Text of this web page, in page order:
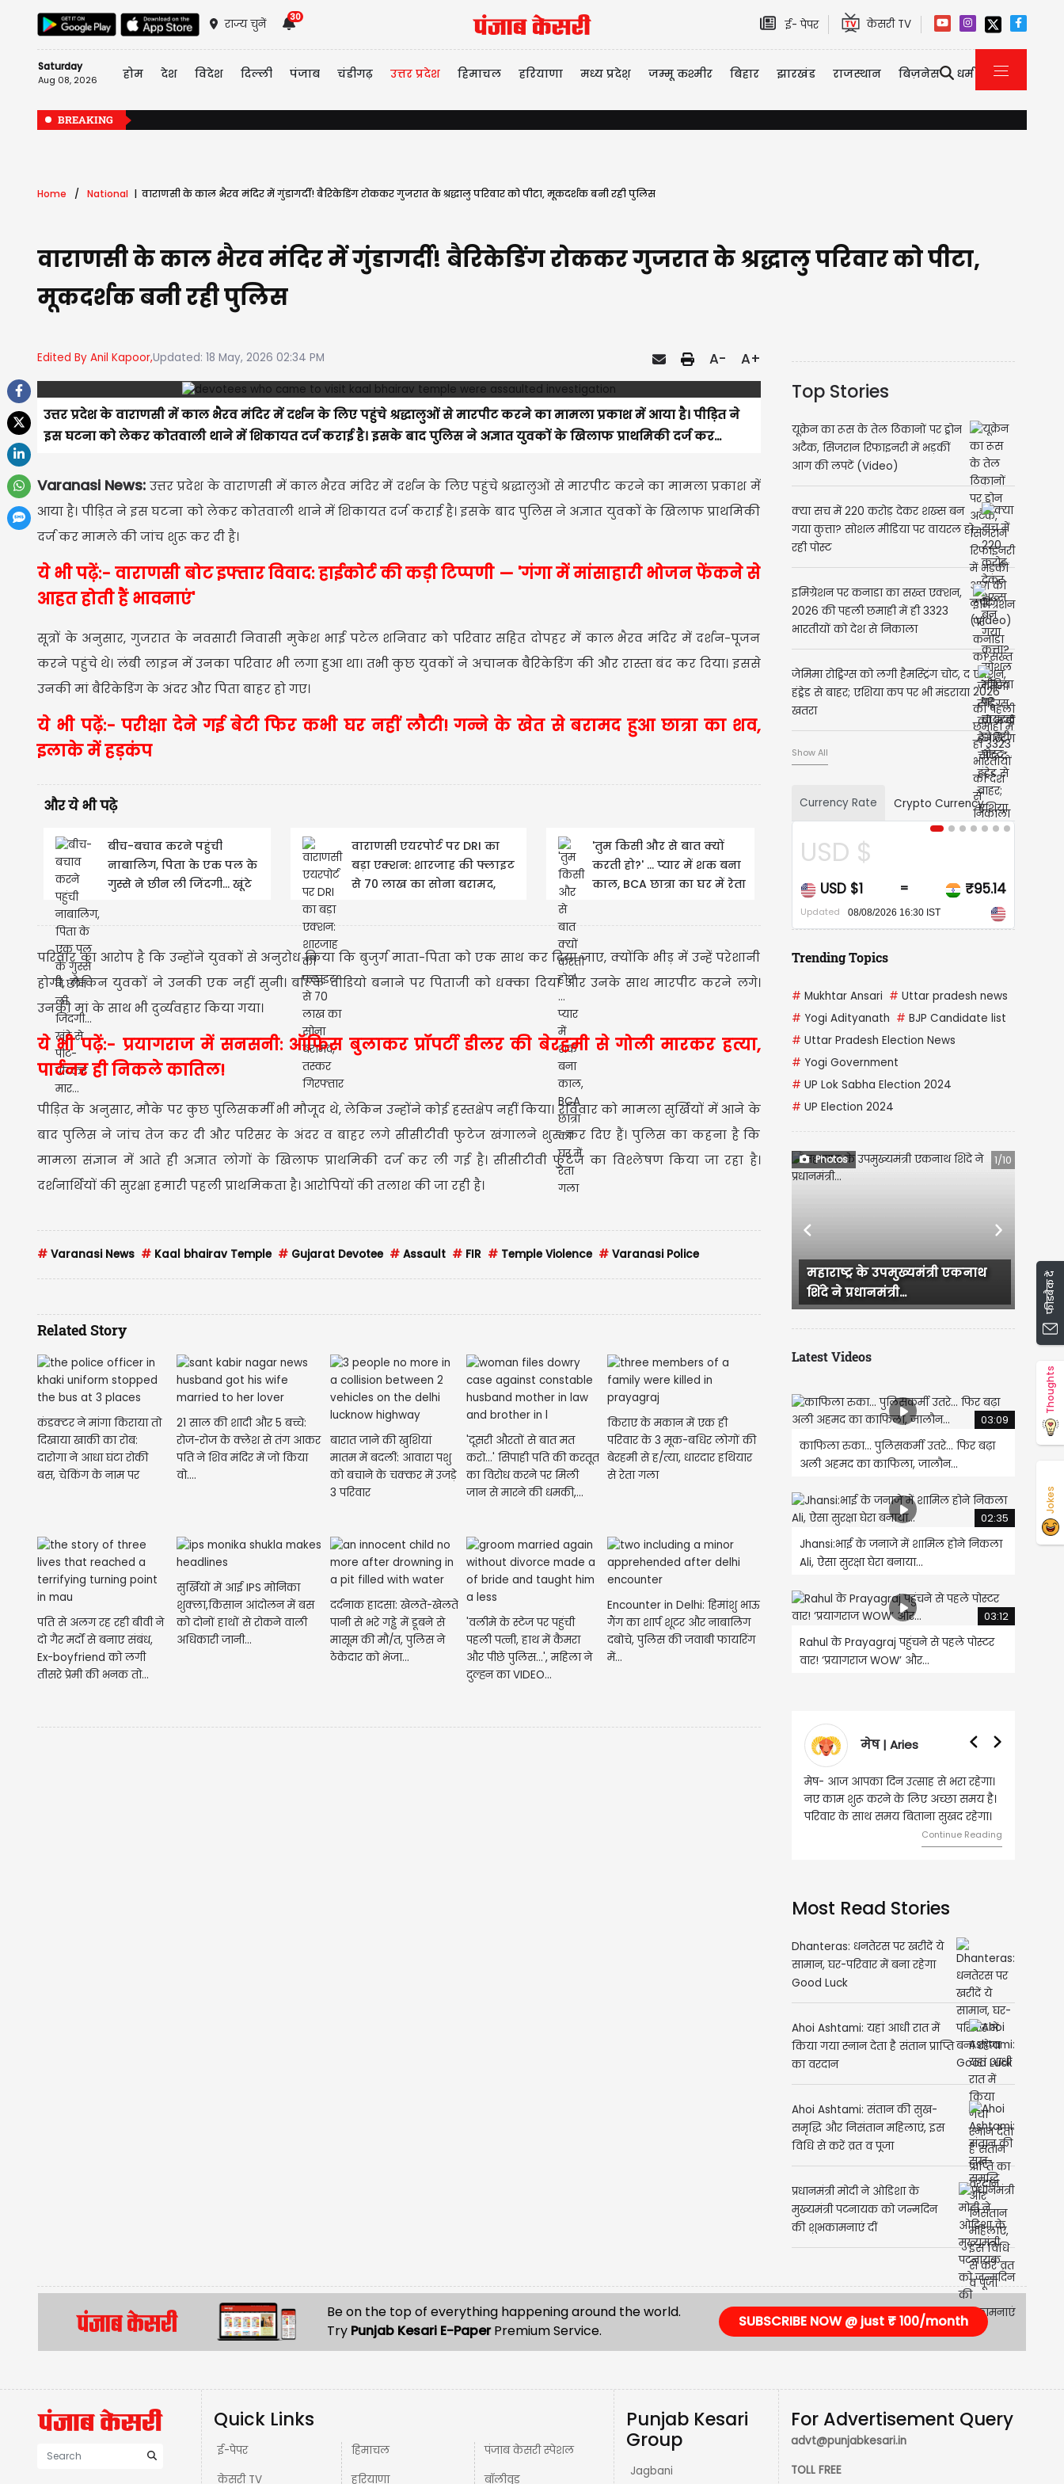
राज्य चुनें
30
ई- पेपर केसरी TV
Saturday
Aug 08, 2026 होम देश विदेश दिल्ली पंजाब चंडीगढ़ उत्तर प्रदेश हिमाचल हरियाणा मध्य प्रदेश़ जम्मू कश्मीर बिहार झारखंड राजस्थान बिज़नेस धर्म
BREAKING
Home National वाराणसी के काल भैरव मंदिर में गुंडागर्दी! बैरिकेडिंग रोककर गुजरात के श्रद्धालु परिवार को पीटा, मूकदर्शक बनी रही पुलिस
वाराणसी के काल भैरव मंदिर में गुंडागर्दी! बैरिकेडिंग रोककर गुजरात के श्रद्धालु परिवार को पीटा,
मूकदर्शक बनी रही पुलिस
Edited By Anil Kapoor,Updated: 18 May, 2026 02:34 PM A- A+
उत्तर प्रदेश के वाराणसी में काल भैरव मंदिर में दर्शन के लिए पहुंचे श्रद्धालुओं से मारपीट करने का मामला प्रकाश में आया है। पीड़ित ने
इस घटना को लेकर कोतवाली थाने में शिकायत दर्ज कराई है। इसके बाद पुलिस ने अज्ञात युवकों के खिलाफ प्राथमिकी दर्ज कर...
Varanasi News: उत्तर प्रदेश के वाराणसी में काल भैरव मंदिर में दर्शन के लिए पहुंचे श्रद्धालुओं से मारपीट करने का मामला प्रकाश में
आया है। पीड़ित ने इस घटना को लेकर कोतवाली थाने में शिकायत दर्ज कराई है। इसके बाद पुलिस ने अज्ञात युवकों के खिलाफ प्राथमिकी
दर्ज कर मामले की जांच शुरू कर दी है।
ये भी पढ़ें:- वाराणसी बोट इफ्तार विवाद: हाईकोर्ट की कड़ी टिप्पणी — 'गंगा में मांसाहारी भोजन फेंकने से
आहत होती हैं भावनाएं'
सूत्रों के अनुसार, गुजरात के नवसारी निवासी मुकेश भाई पटेल शनिवार को परिवार सहित दोपहर में काल भैरव मंदिर में दर्शन-पूजन
करने पहुंचे थे। लंबी लाइन में उनका परिवार भी लगा हुआ था। तभी कुछ युवकों ने अचानक बैरिकेडिंग की और रास्ता बंद कर दिया। इससे
उनकी मां बैरिकेडिंग के अंदर और पिता बाहर हो गए।
ये भी पढ़ें:- परीक्षा देने गई बेटी फिर कभी घर नहीं लौटी! गन्ने के खेत से बरामद हुआ छात्रा का शव,
इलाके में हड़कंप
और ये भी पढ़े
बीच-बचाव करने पहुंची
नाबालिग, पिता के एक पल के
गुस्से ने छीन ली जिंदगी... खूंटे
वाराणसी एयरपोर्ट पर DRI का
बड़ा एक्शन: शारजाह की फ्लाइट
से 70 लाख का सोना बरामद,
'तुम किसी और से बात क्यों
करती हो?' ... प्यार में शक बना
काल, BCA छात्रा का घर में रेता
परिवार का आरोप है कि उन्होंने युवकों से अनुरोध किया कि बुजुर्ग माता-पिता को एक साथ कर दिया जाए, क्योंकि भीड़ में उन्हें परेशानी
होगी, लेकिन युवकों ने उनकी एक नहीं सुनी। बल्कि वीडियो बनाने पर पिताजी को धक्का दिया और उनके साथ मारपीट करने लगे।
उनकी मां के साथ भी दुर्व्यवहार किया गया।
ये भी पढ़ें:- प्रयागराज में सनसनी: ऑफिस बुलाकर प्रॉपर्टी डीलर की बेरहमी से गोली मारकर हत्या,
पार्टनर ही निकले कातिल!
पीड़ित के अनुसार, मौके पर कुछ पुलिसकर्मी भी मौजूद थे, लेकिन उन्होंने कोई हस्तक्षेप नहीं किया। रविवार को मामला सुर्खियों में आने के
बाद पुलिस ने जांच तेज कर दी और परिसर के अंदर व बाहर लगे सीसीटीवी फुटेज खंगालने शुरू कर दिए हैं। पुलिस का कहना है कि
मामला संज्ञान में आते ही अज्ञात लोगों के खिलाफ प्राथमिकी दर्ज कर ली गई है। सीसीटीवी फुटेज का विश्लेषण किया जा रहा है।
दर्शनार्थियों की सुरक्षा हमारी पहली प्राथमिकता है। आरोपियों की तलाश की जा रही है।
# Varanasi News # Kaal bhairav Temple # Gujarat Devotee # Assault # FIR # Temple Violence # Varanasi Police
Related Story
कंडक्टर ने मांगा किराया तो
दिखाया खाकी का रोब:
दारोगा ने आधा घंटा रोकी
बस, चेकिंग के नाम पर
21 साल की शादी और 5 बच्चे:
रोज-रोज के क्लेश से तंग आकर
पति ने शिव मंदिर में जो किया
वो....
बारात जाने की खुशियां
मातम में बदलीं: आवारा पशु
को बचाने के चक्कर में उजड़े
3 परिवार
'दूसरी औरतों से बात मत
करो...' सिपाही पति की करतूत
का विरोध करने पर मिली
जान से मारने की धमकी,...
किराए के मकान में एक ही
परिवार के 3 मूक-बधिर लोगों की
बेरहमी से ह/त्या, धारदार हथियार
से रेता गला
पति से अलग रह रही बीवी ने
दो गैर मर्दों से बनाए संबंध,
Ex-boyfriend को लगी
तीसरे प्रेमी की भनक तो...
सुर्खियों में आई IPS मोनिका
शुक्ला,किसान आंदोलन में बस
को दोनों हाथों से रोकने वाली
अधिकारी जानी...
दर्दनाक हादसा: खेलते-खेलते
पानी से भरे गड्ढे में डूबने से
मासूम की मौ/त, पुलिस ने
ठेकेदार को भेजा...
'वलीमे के स्टेज पर पहुंची
पहली पत्नी, हाथ में कैमरा
और पीछे पुलिस...', महिला ने
दुल्हन का VIDEO...
Encounter in Delhi: हिमांशु भाऊ
गैंग का शार्प शूटर और नाबालिग
दबोचे, पुलिस की जवाबी फायरिंग
में...
Top Stories
यूक्रेन का रूस के तेल ठिकानों पर ड्रोन
अटैक, सिजरान रिफाइनरी में भड़कीं
आग की लपटें (Video)
क्या सच में 220 करोड़ देकर शख्स बन
गया कुत्ता? सोशल मीडिया पर वायरल हो
रही पोस्ट
इमिग्रेशन पर कनाडा का सख्त एक्शन,
2026 की पहली छमाही में ही 3323
भारतीयों को देश से निकाला
जेमिमा रोड्रिग्स को लगी हैमस्ट्रिंग चोट, द
हंड्रेड से बाहर; एशिया कप पर भी मंडराया
खतरा
Show All
Currency Rate Crypto Currency
USD $
USD $1 =
CAD $
CAD $1 ₹68.20
Updated 08/08/2026 16:30 IST
Trending Topics
# Mukhtar Ansari # Uttar pradesh news
# Yogi Adityanath # BJP Candidate list
# Uttar Pradesh Election News
# Yogi Government
# UP Lok Sabha Election 2024
# UP Election 2024
Photos 1/10
CM रेखा गुप्ता और BJP के दूसरे
नेताओं ने सुषमा स्वराज की...
Previous Next
Latest Videos
03:09
काफिला रुका... पुलिसकर्मी उतरे... फिर बढ़ा
अली अहमद का काफिला, जालौन...
02:35
Jhansi:भाई के जनाजे में शामिल होने निकला
Ali, ऐसा सुरक्षा घेरा बनाया...
03:12
Rahul के Prayagraj पहुंचने से पहले पोस्टर
वार! ‘प्रयागराज WOW’ और...
मेष- आज आपका दिन उत्साह से भरा रहेगा।
नए काम शुरू करने के लिए अच्छा समय है।
परिवार के साथ समय बिताना सुखद रहेगा।
वृषभ | Taurus
वृष- आज का दिन इस राशि के जातकों के
लिए शुभ रहने वाला है। धन और नौकरी के
मामलों में सफलता मिलेगी। मित्रों से
मेलजोल बढ़ेगा। आर्थिक निवेश सोच-
Most Read Stories
Dhanteras: धनतेरस पर खरीदें ये
सामान, घर-परिवार में बना रहेगा
Ahoi Ashtami: यहां आधी रात में
किया गया स्नान देता है संतान प्राप्ति
Ahoi Ashtami: संतान की सुख-
समृद्धि और निसंतान महिलाएं, इस
प्रधानमंत्री मोदी ने ओडिशा के
मुख्यमंत्री पटनायक को जन्मदिन
Be on the top of everything happening around the world.
SUBSCRIBE NOW @ just ₹ 100/month
Quick Links
Punjab Kesari
Group
For Advertisement Query
advt@punjabkesari.in
फीडबैक दें
Thoughts
Jokes